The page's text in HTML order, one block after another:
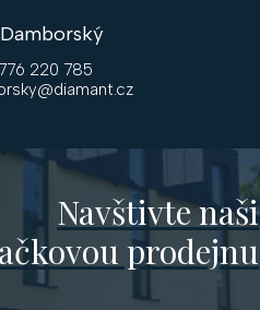
220 785
Navštivte naši
prodejnu